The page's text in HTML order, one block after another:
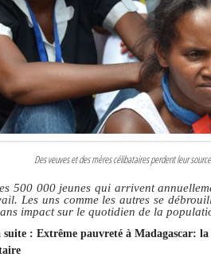
Des veuves et des mères célibataires perdent leur
500 000 jeunes qui arrivent
Les uns comme les autres se
impact sur le quotidien de la
: Extrême pauvreté à Madagascar: